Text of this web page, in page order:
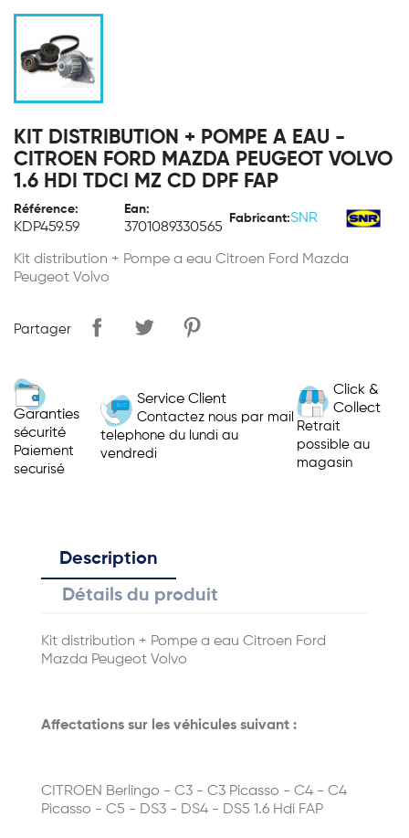
KIT DISTRIBUTION + POMPE A EAU -
CITROEN FORD MAZDA PEUGEOT VOLVO
1.6 HDI TDCI MZ CD DPF FAP
Référence:
KDP459.59
Ean:
3701089330565
Fabricant:SNR
Kit distribution + Pompe a eau Citroen Ford Mazda
Peugeot Volvo
Partager
Garanties
sécurité
Paiement
securisé
Service Client
Contactez nous par mail
telephone du lundi au
vendredi
Click &
Collect
Retrait
possible au
magasin
Description
Détails du produit
Kit distribution + Pompe a eau Citroen Ford
Mazda Peugeot Volvo
Affectations sur les véhicules suivant :
CITROEN Berlingo - C3 - C3 Picasso - C4 - C4
Picasso - C5 - DS3 - DS4 - DS5 1.6 Hdi FAP